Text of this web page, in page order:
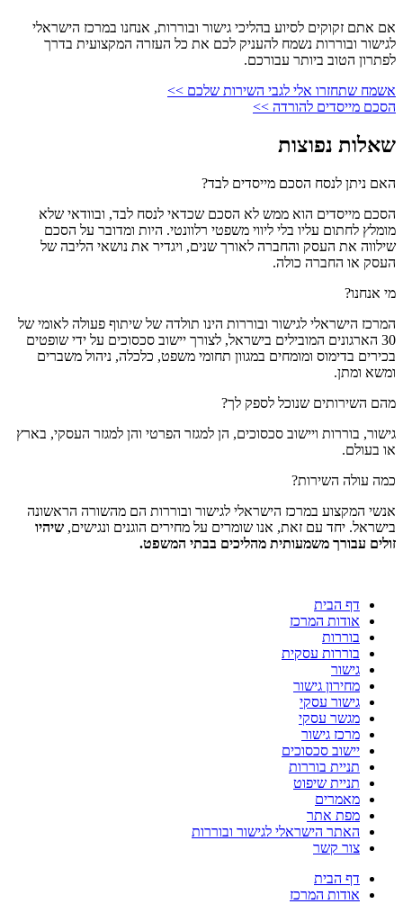
אם אתם זקוקים לסיוע בהליכי גישור ובוררות, אנחנו במרכז הישראלי
לגישור ובוררות נשמח להעניק לכם את כל העזרה המקצועית בדרך
לפתרון הטוב ביותר עבורכם.
אשמח שתחזרו אלי לגבי השירות שלכם >>
הסכם מייסדים להורדה >>
שאלות נפוצות
האם ניתן לנסח הסכם מייסדים לבד?
הסכם מייסדים הוא ממש לא הסכם שכדאי לנסח לבד, ובוודאי שלא
מומלץ לחתום עליו בלי ליווי משפטי רלוונטי. היות ומדובר על הסכם
שילווה את העסק והחברה לאורך שנים, ויגדיר את נושאי הליבה של
העסק או החברה כולה.
מי אנחנו?
המרכז הישראלי לגישור ובוררות הינו תולדה של שיתוף פעולה לאומי של
30 הארגונים המובילים בישראל, לצורך יישוב סכסוכים על ידי שופטים
בכירים בדימוס ומומחים במגוון תחומי משפט, כלכלה, ניהול משברים
ומשא ומתן.
מהם השירותים שנוכל לספק לך?
גישור, בוררות ויישוב סכסוכים, הן למגזר הפרטי והן למגזר העסקי, בארץ
או בעולם.
כמה עולה השירות?
אנשי המקצוע במרכז הישראלי לגישור ובוררות הם מהשורה הראשונה
בישראל. יחד עם זאת, אנו שומרים על מחירים הוגנים ונגישים, שיהיו
זולים עבורך משמעותית מהליכים בבתי המשפט.
דף הבית
אודות המרכז
בוררות
בוררות עסקית
גישור
מחירון גישור
גישור עסקי
מגשר עסקי
מרכז גישור
יישוב סכסוכים
תניית בוררות
תניית שיפוט
מאמרים
מפת אתר
האתר הישראלי לגישור ובוררות
צור קשר
דף הבית
אודות המרכז